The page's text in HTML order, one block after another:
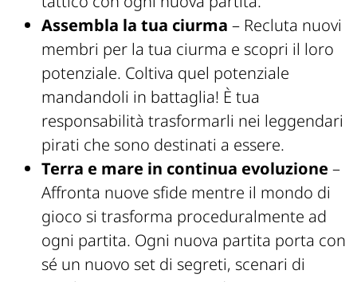
Assembla la tua ciurma – Recluta nuovi
membri per la tua ciurma e scopri il loro
potenziale. Coltiva quel potenziale
mandandoli in battaglia! È tua
responsabilità trasformarli nei leggendari
pirati che sono destinati a essere.
Terra e mare in continua evoluzione –
Affronta nuove sfide mentre il mondo di
gioco si trasforma proceduralmente ad
ogni partita. Ogni nuova partita porta con
sé un nuovo set di segreti, scenari di